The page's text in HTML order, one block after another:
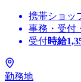
携帯ショッ
事務・受付
受付時給
勤務地